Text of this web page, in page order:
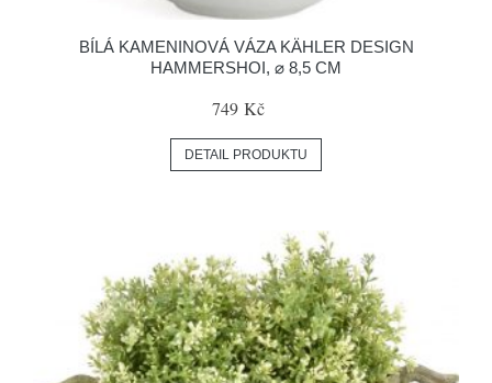
BÍLÁ KAMENINOVÁ VÁZA KÄHLER DESIGN
HAMMERSHOI, ⌀ 8,5 CM
749 Kč
DETAIL PRODUKTU